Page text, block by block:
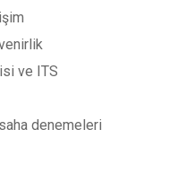
ve ITS
denemeleri